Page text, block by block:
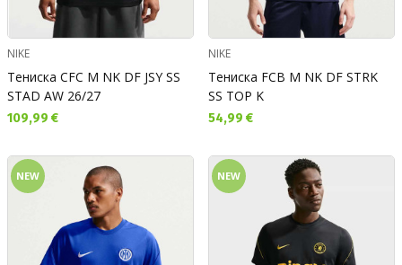
NIKE
Тениска CFC M NK DF JSY SS
STAD AW 26/27
Текуща цена:
109,99 €
NIKE
Тениска FCB M NK DF STRK
SS TOP K
Текуща цена:
54,99 €
NEW NEW